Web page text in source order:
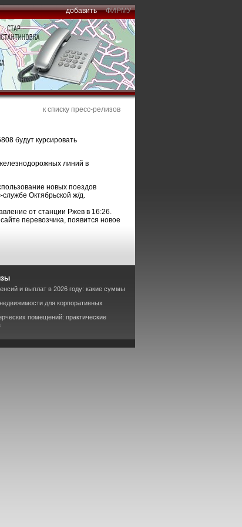
добавить ФИРМУ
к списку пресс-релизов
будут курсировать
линий в
новых поездов
Октябрьской ж/д.
от станции Ржев в 16:26.
перевозчика, появится новое
и выплат в 2026 году: какие суммы
для корпоративных
помещений: практические